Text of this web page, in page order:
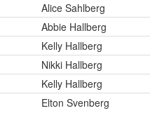
Alice Sahlberg
Abbie Hallberg
Kelly Hallberg
Nikki Hallberg
Kelly Hallberg
Elton Svenberg